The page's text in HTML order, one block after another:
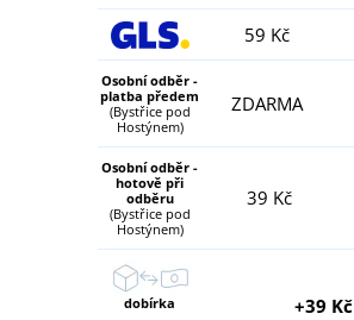
59 Kč
Osobní odběr -
platba předem
(Bystřice pod
Hostýnem)
ZDARMA
Osobní odběr -
hotově při
odběru
(Bystřice pod
Hostýnem)
39 Kč
dobírka +39 Kč